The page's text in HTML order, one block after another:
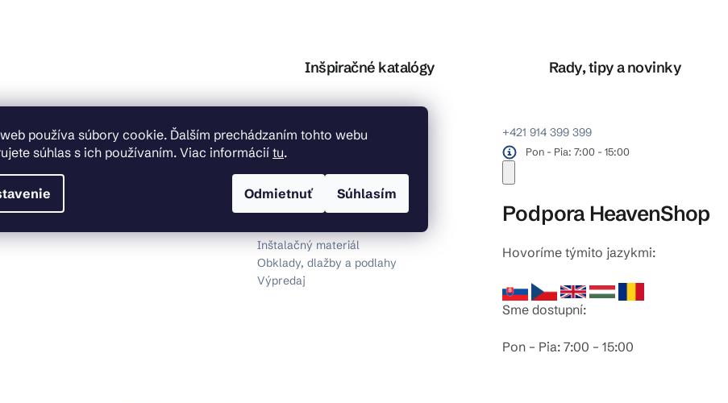
používa súbory cookie. Ďalším prechádzaním tohto webu
súhlas s ich používaním. Viac informácií tu.
Odmietnuť Súhlasím
Inšpiračné katalógy Rady, tipy a novinky
+421 914 399 399
Pon - Pia: 7:00 - 15:00
Podpora HeavenShop
Hovoríme týmito jazykmi:
Sme dostupní:
Pon – Pia: 7:00 – 15:00
Preskočiť kategórie
Kategórie
Kúpeľňa
Kuchyňa
Dom a záhrada
Inštalačný materiál
Obklady, dlažby a podlahy
Výpredaj